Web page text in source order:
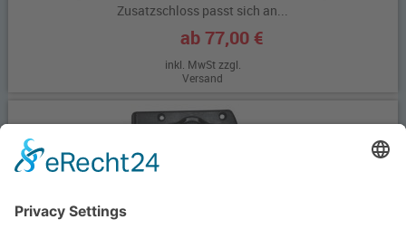
Zusatzschloss passt sich an...
ab 77,00 €
inkl. MwSt zzgl.
Versand